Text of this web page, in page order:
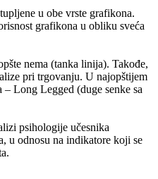
u obe vrste grafikona.
grafikona u obliku sveća
nema (tanka linija). Takođe,
pri trgovanju. U najopštijem
Long Legged (duge senke sa
psihologije učesnika
u odnosu na indikatore koji se